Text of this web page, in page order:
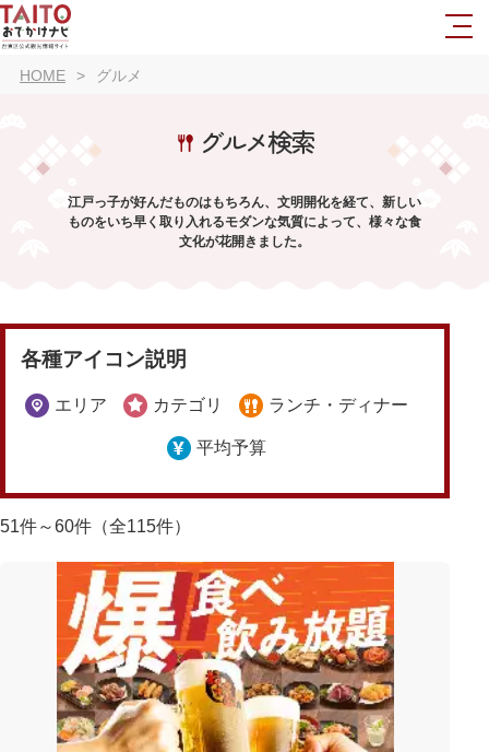
HOME グルメ
グルメ検索
江戸っ子が好んだものはもちろん、文明開化を経て、新しい
ものをいち早く取り入れるモダンな気質によって、様々な食
文化が花開きました。
各種アイコン説明
エリア カテゴリ ランチ・ディナー
平均予算
51件～60件（全115件）